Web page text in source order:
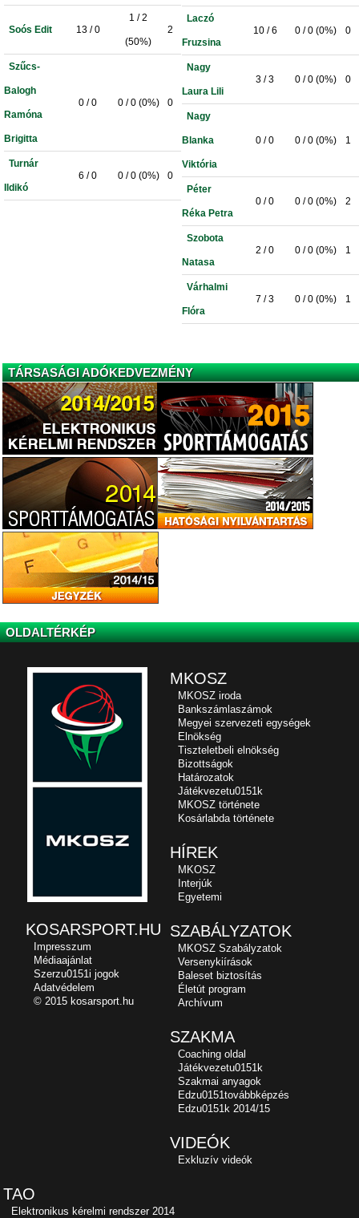
Soós Edit 13 / 0
1 / 2
(50%)
2
Szűcs-
Balogh
Ramóna
Brigitta
0 / 0 0 / 0 (0%) 0
Turnár
Ildikó
6 / 0 0 / 0 (0%) 0
Laczó
Fruzsina
10 / 6 0 / 0 (0%) 0
Nagy
Laura Lili
3 / 3 0 / 0 (0%) 0
Nagy
Blanka
Viktória
0 / 0 0 / 0 (0%) 1
Péter
Réka Petra
0 / 0 0 / 0 (0%) 2
Szobota
Natasa
2 / 0 0 / 0 (0%) 1
Várhalmi
Flóra
7 / 3 0 / 0 (0%) 1
TÁRSASÁGI ADÓKEDVEZMÉNY
OLDALTÉRKÉP
MKOSZ
MKOSZ iroda
Bankszámlaszámok
Megyei szervezeti egységek
Elnökség
Tiszteletbeli elnökség
Bizottságok
Határozatok
Játékvezetu0151k
MKOSZ története
Kosárlabda története
HÍREK
MKOSZ
Interjúk
Egyetemi
SZABÁLYZATOK
MKOSZ Szabályzatok
Versenykiírások
Baleset biztosítás
Életút program
Archívum
SZAKMA
Coaching oldal
Játékvezetu0151k
Szakmai anyagok
Edzu0151továbbképzés
Edzu0151k 2014/15
VIDEÓK
Exkluzív videók
TAO
Elektronikus kérelmi rendszer 2014
KOSARSPORT.HU
Impresszum
Médiaajánlat
Szerzu0151i jogok
Adatvédelem
© 2015 kosarsport.hu